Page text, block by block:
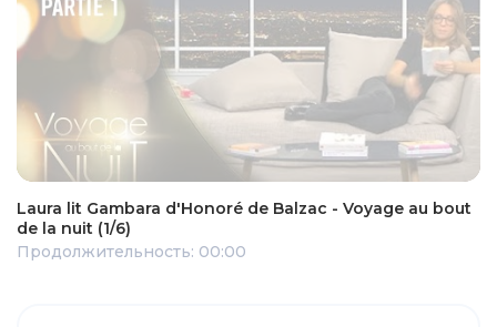
Laura lit Gambara d'Honoré de Balzac - Voyage au bout
de la nuit (1/6)
Продолжительность: 00:00